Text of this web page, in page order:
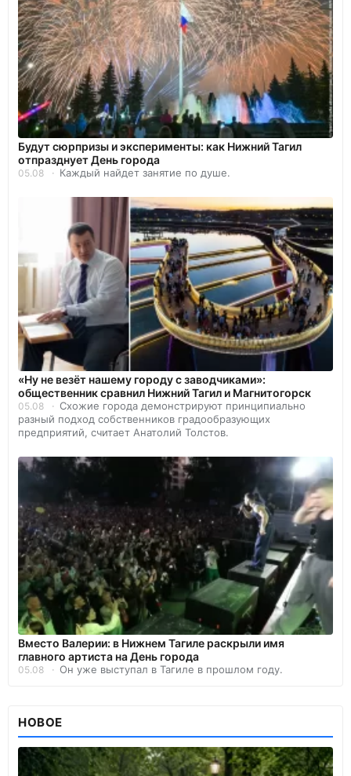
Будут сюрпризы и эксперименты: как Нижний Тагил
отпразднует День города
05.08 Каждый найдет занятие по душе.
«Ну не везёт нашему городу с заводчиками»:
общественник сравнил Нижний Тагил и Магнитогорск
05.08
Схожие города демонстрируют принципиально
разный подход собственников градообразующих
предприятий, считает Анатолий Толстов.
Вместо Валерии: в Нижнем Тагиле раскрыли имя
главного артиста на День города
05.08 Он уже выступал в Тагиле в прошлом году.
НОВОЕ